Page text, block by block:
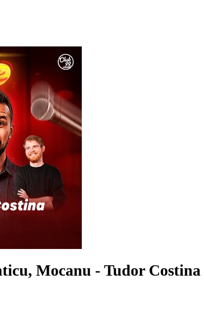
Mocanu - Tudor Costina